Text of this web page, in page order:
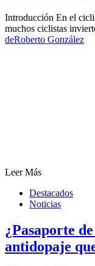
Introducción En el
muchos ciclistas
deRoberto González
Leer Más
Destacados
Noticias
¿Pasaporte
antidopaje